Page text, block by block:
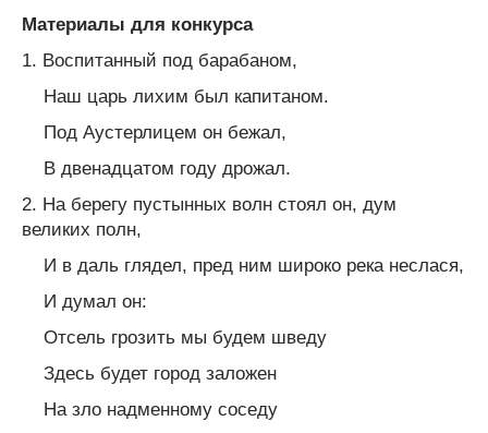
Материалы для конкурса
1. Воспитанный под барабаном,
Наш царь лихим был капитаном.
Под Аустерлицем он бежал,
В двенадцатом году дрожал.
2. На берегу пустынных волн стоял он, дум
великих полн,
И в даль глядел, пред ним широко река неслася,
И думал он:
Отсель грозить мы будем шведу
Здесь будет город заложен
На зло надменному соседу